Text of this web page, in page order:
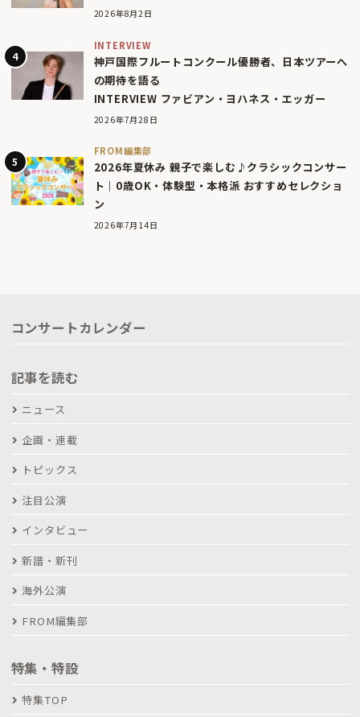
2026年8月2日
INTERVIEW
神戸国際フルートコンクール優勝者、日本ツアーへ
の期待を語る
INTERVIEW ファビアン・ヨハネス・エッガー
2026年7月28日
FROM編集部
2026年夏休み 親子で楽しむ♪クラシックコンサー
ト｜0歳OK・体験型・本格派 おすすめセレクショ
ン
2026年7月14日
コンサートカレンダー
記事を読む
ニュース
企画・連載
トピックス
注目公演
インタビュー
新譜・新刊
海外公演
FROM編集部
特集・特設
特集TOP